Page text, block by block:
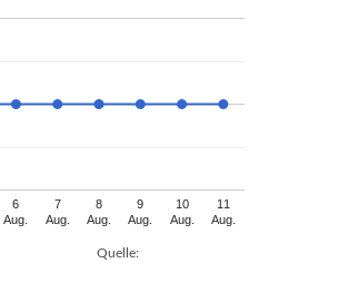
6
Aug.
7
Aug.
8
Aug.
9
Aug.
10
Aug.
11
Aug.
Quelle: